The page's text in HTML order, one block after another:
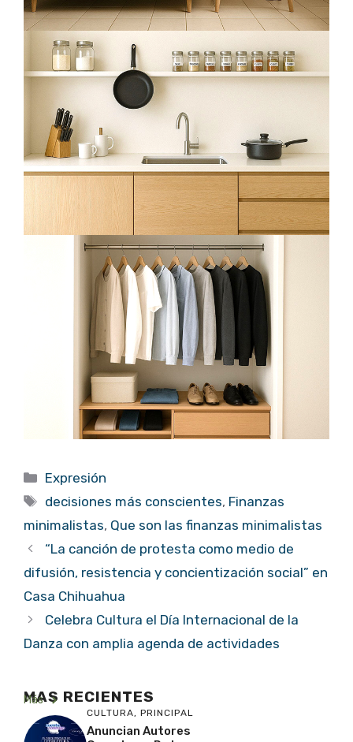
Categorías
Expresión
Etiquetas
decisiones más conscientes, Finanzas
minimalistas, Que son las finanzas minimalistas
“La canción de protesta como medio de
difusión, resistencia y concientización social” en
Casa Chihuahua
Celebra Cultura el Día Internacional de la
Danza con amplia agenda de actividades
MAS RECIENTES
Más
CULTURA, PRINCIPAL
Anuncian Autores